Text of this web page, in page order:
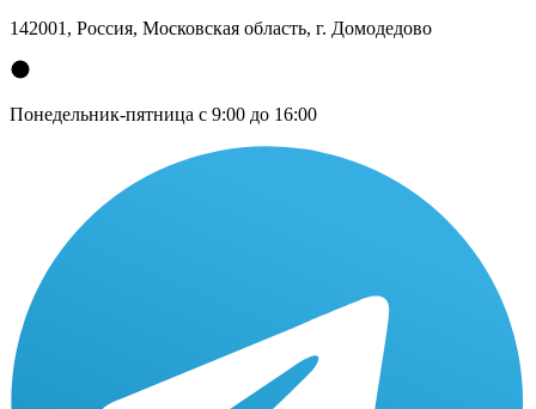
142001 , Россия, Московская область, г. Домодедово
Понедельник-пятница с 9:00 до 16:00